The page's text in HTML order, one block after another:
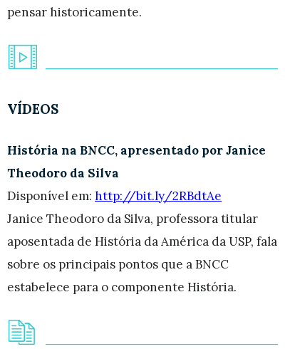
pensar historicamente.
VÍDEOS
História na BNCC, apresentado por Janice
Theodoro da Silva
Disponível em: http://bit.ly/2RBdtAe
Janice Theodoro da Silva, professora titular
aposentada de História da América da USP, fala
sobre os principais pontos que a BNCC
estabelece para o componente História.